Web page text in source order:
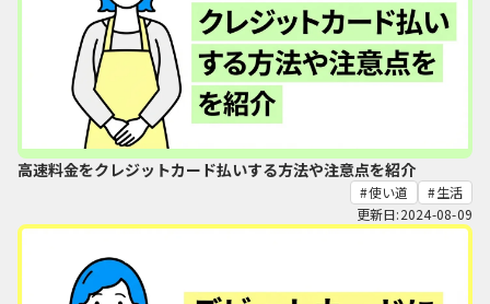
高速料金をクレジットカード払いする方法や注意点を紹介
使い道
生活
更新日:2024-08-09